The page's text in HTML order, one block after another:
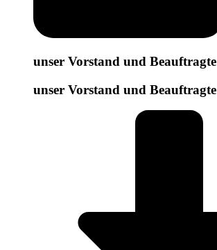
unser Vorstand und Beauftragte
unser Vorstand und Beauftragte